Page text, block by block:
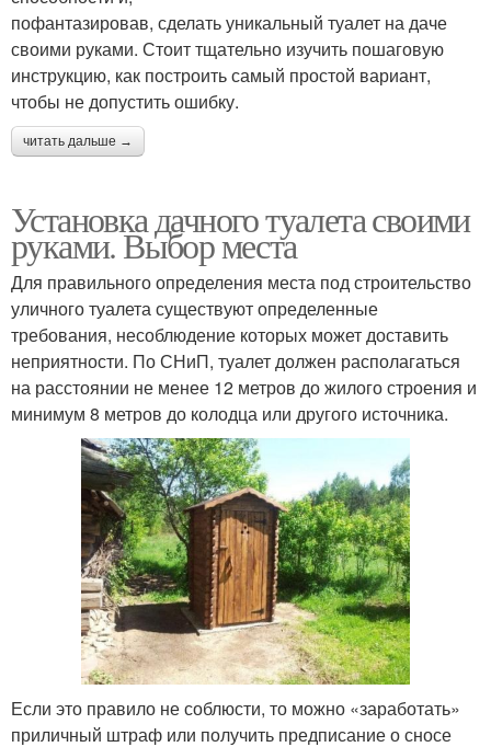
пофантазировав, сделать уникальный туалет на даче
своими руками. Стоит тщательно изучить пошаговую
инструкцию, как построить самый простой вариант,
чтобы не допустить ошибку.
читать дальше →
Установка дачного туалета своими
руками. Выбор места
Для правильного определения места под строительство
уличного туалета существуют определенные
требования, несоблюдение которых может доставить
неприятности. По СНиП, туалет должен располагаться
на расстоянии не менее 12 метров до жилого строения и
минимум 8 метров до колодца или другого источника.
Если это правило не соблюсти, то можно «заработать»
приличный штраф или получить предписание о сносе